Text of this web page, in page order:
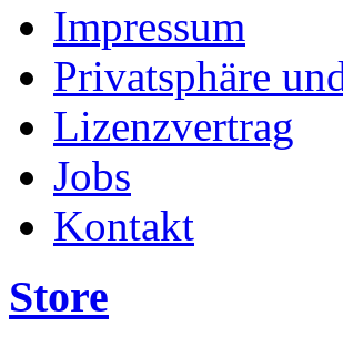
Impressum
Privatsphäre
Lizenzvertrag
Jobs
Kontakt
Store